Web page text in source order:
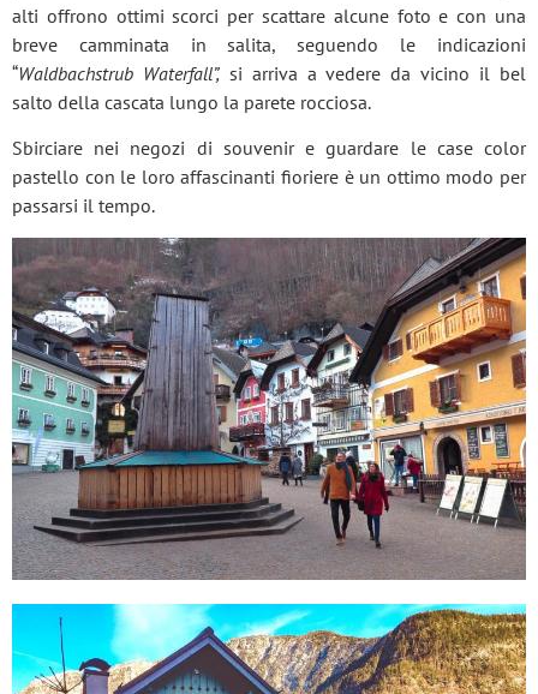
alti offrono ottimi scorci per scattare alcune foto e con una
breve camminata in salita, seguendo le indicazioni
“Waldbachstrub Waterfall”,si arriva a vedere da vicino il bel
salto della cascata lungo la parete rocciosa.
Sbirciare nei negozi di souvenir e guardare le case color
pastello con le loro affascinanti fioriere è un ottimo modo per
passarsi il tempo.